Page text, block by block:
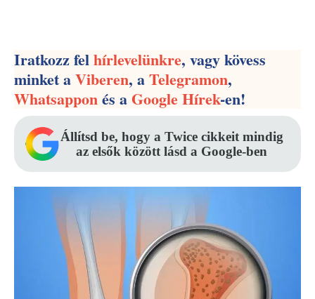
Iratkozz felhírlevelünkre, vagy kövess
minket aViberen, aTelegramon,
Whatsapponés aGoogle Hírek-en!
Állítsd be, hogy a Twice cikkeit mindig
az elsők között lásd a Google-ben